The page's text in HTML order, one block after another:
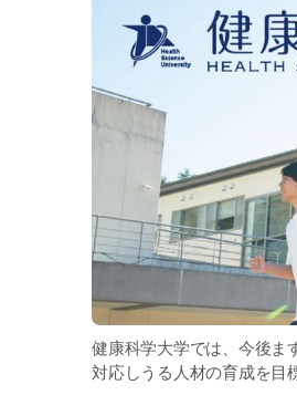
健康科学大学では、今後ま
対応しうる人材の育成を目